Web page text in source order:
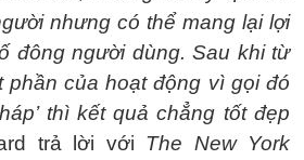
nhưng có thể mang lại lợi
đông người dùng. Sau khi từ
phần của hoạt động vì gọi đó
thì kết quả chẳng tốt đẹp
trả lời với The New York